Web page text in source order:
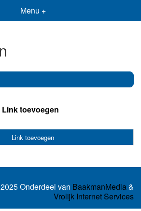
Menu +
Link toevoegen
Link toevoegen
Onderdeel van BaakmanMedia&
Vrolijk Internet Services